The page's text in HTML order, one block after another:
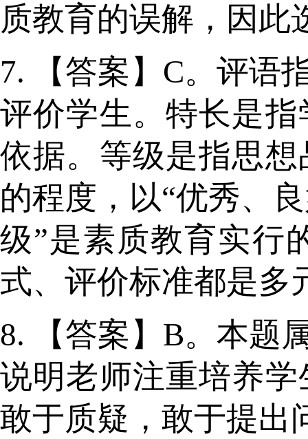
质教育的误解，因此
7. 【答案】C。评语
评价学生。特长是
依据。等级是指思
的程度，以“优秀、
级”是素质教育实行
式、评价标准都是多
8. 【答案】B。本题
说明老师注重培养
敢于质疑，敢于提出